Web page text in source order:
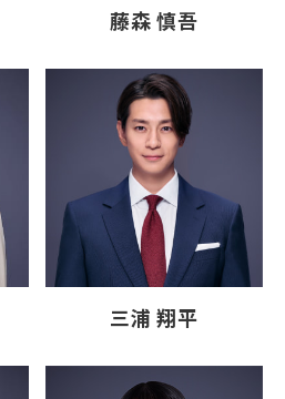
藤森 慎吾
三浦 翔平